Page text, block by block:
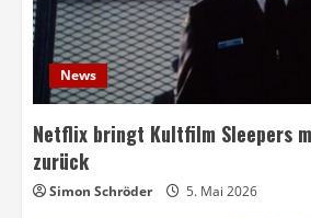
News
Netflix bringt Kultfilm Sleepers
zurück
Simon Schröder 5. Mai 2026